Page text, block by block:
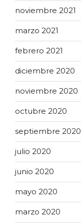
noviembre 2021
marzo 2021
febrero 2021
diciembre 2020
noviembre 2020
octubre 2020
septiembre 2020
julio 2020
junio 2020
mayo 2020
marzo 2020